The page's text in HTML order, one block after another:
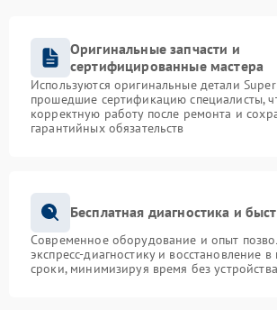
Оригинальные запчасти и
сертифицированные мастера
Используются оригинальные детали
прошедшие сертификацию специалисты,
корректную работу после ремонта и
гарантийных обязательств
Бесплатная диагностика и
Современное оборудование и опыт
экспресс-диагностику и восстановление
сроки, минимизируя время без устройства